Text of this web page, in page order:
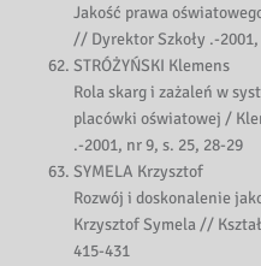
Jakość prawa
// Dyrektor Szkoły .-
STRÓŻYŃSKI Klemens
Rola skarg i zażaleń w
placówki oświatowej /
.-2001, nr 9, s. 25, 28-29
SYMELA Krzysztof
Rozwój i doskonalenie
Krzysztof Symela //
415-431